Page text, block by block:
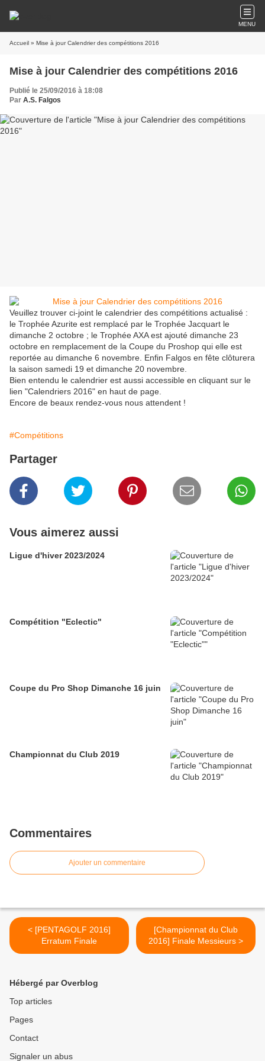
MENU
Accueil » Mise à jour Calendrier des compétitions 2016
Mise à jour Calendrier des compétitions 2016
Publié le 25/09/2016 à 18:08
Par A.S. Falgos
Veuillez trouver ci-joint le calendrier des compétitions actualisé :
le Trophée Azurite est remplacé par le Trophée Jacquart le
dimanche 2 octobre ; le Trophée AXA est ajouté dimanche 23
octobre en remplacement de la Coupe du Proshop qui elle est
reportée au dimanche 6 novembre. Enfin Falgos en fête clôturera
la saison samedi 19 et dimanche 20 novembre.
Bien entendu le calendrier est aussi accessible en cliquant sur le
lien "Calendriers 2016" en haut de page.
Encore de beaux rendez-vous nous attendent !
#Compétitions
Partager
Vous aimerez aussi
Ligue d'hiver 2023/2024
Compétition "Eclectic"
Coupe du Pro Shop Dimanche 16 juin
Championnat du Club 2019
Commentaires
Ajouter un commentaire
< [PENTAGOLF 2016]
Erratum Finale
[Championnat du Club
2016] Finale Messieurs >
Hébergé par Overblog
Top articles
Pages
Contact
Signaler un abus